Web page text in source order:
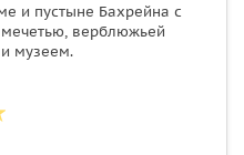
и пустыне Бахрейна с
верблюжьей
музеем.